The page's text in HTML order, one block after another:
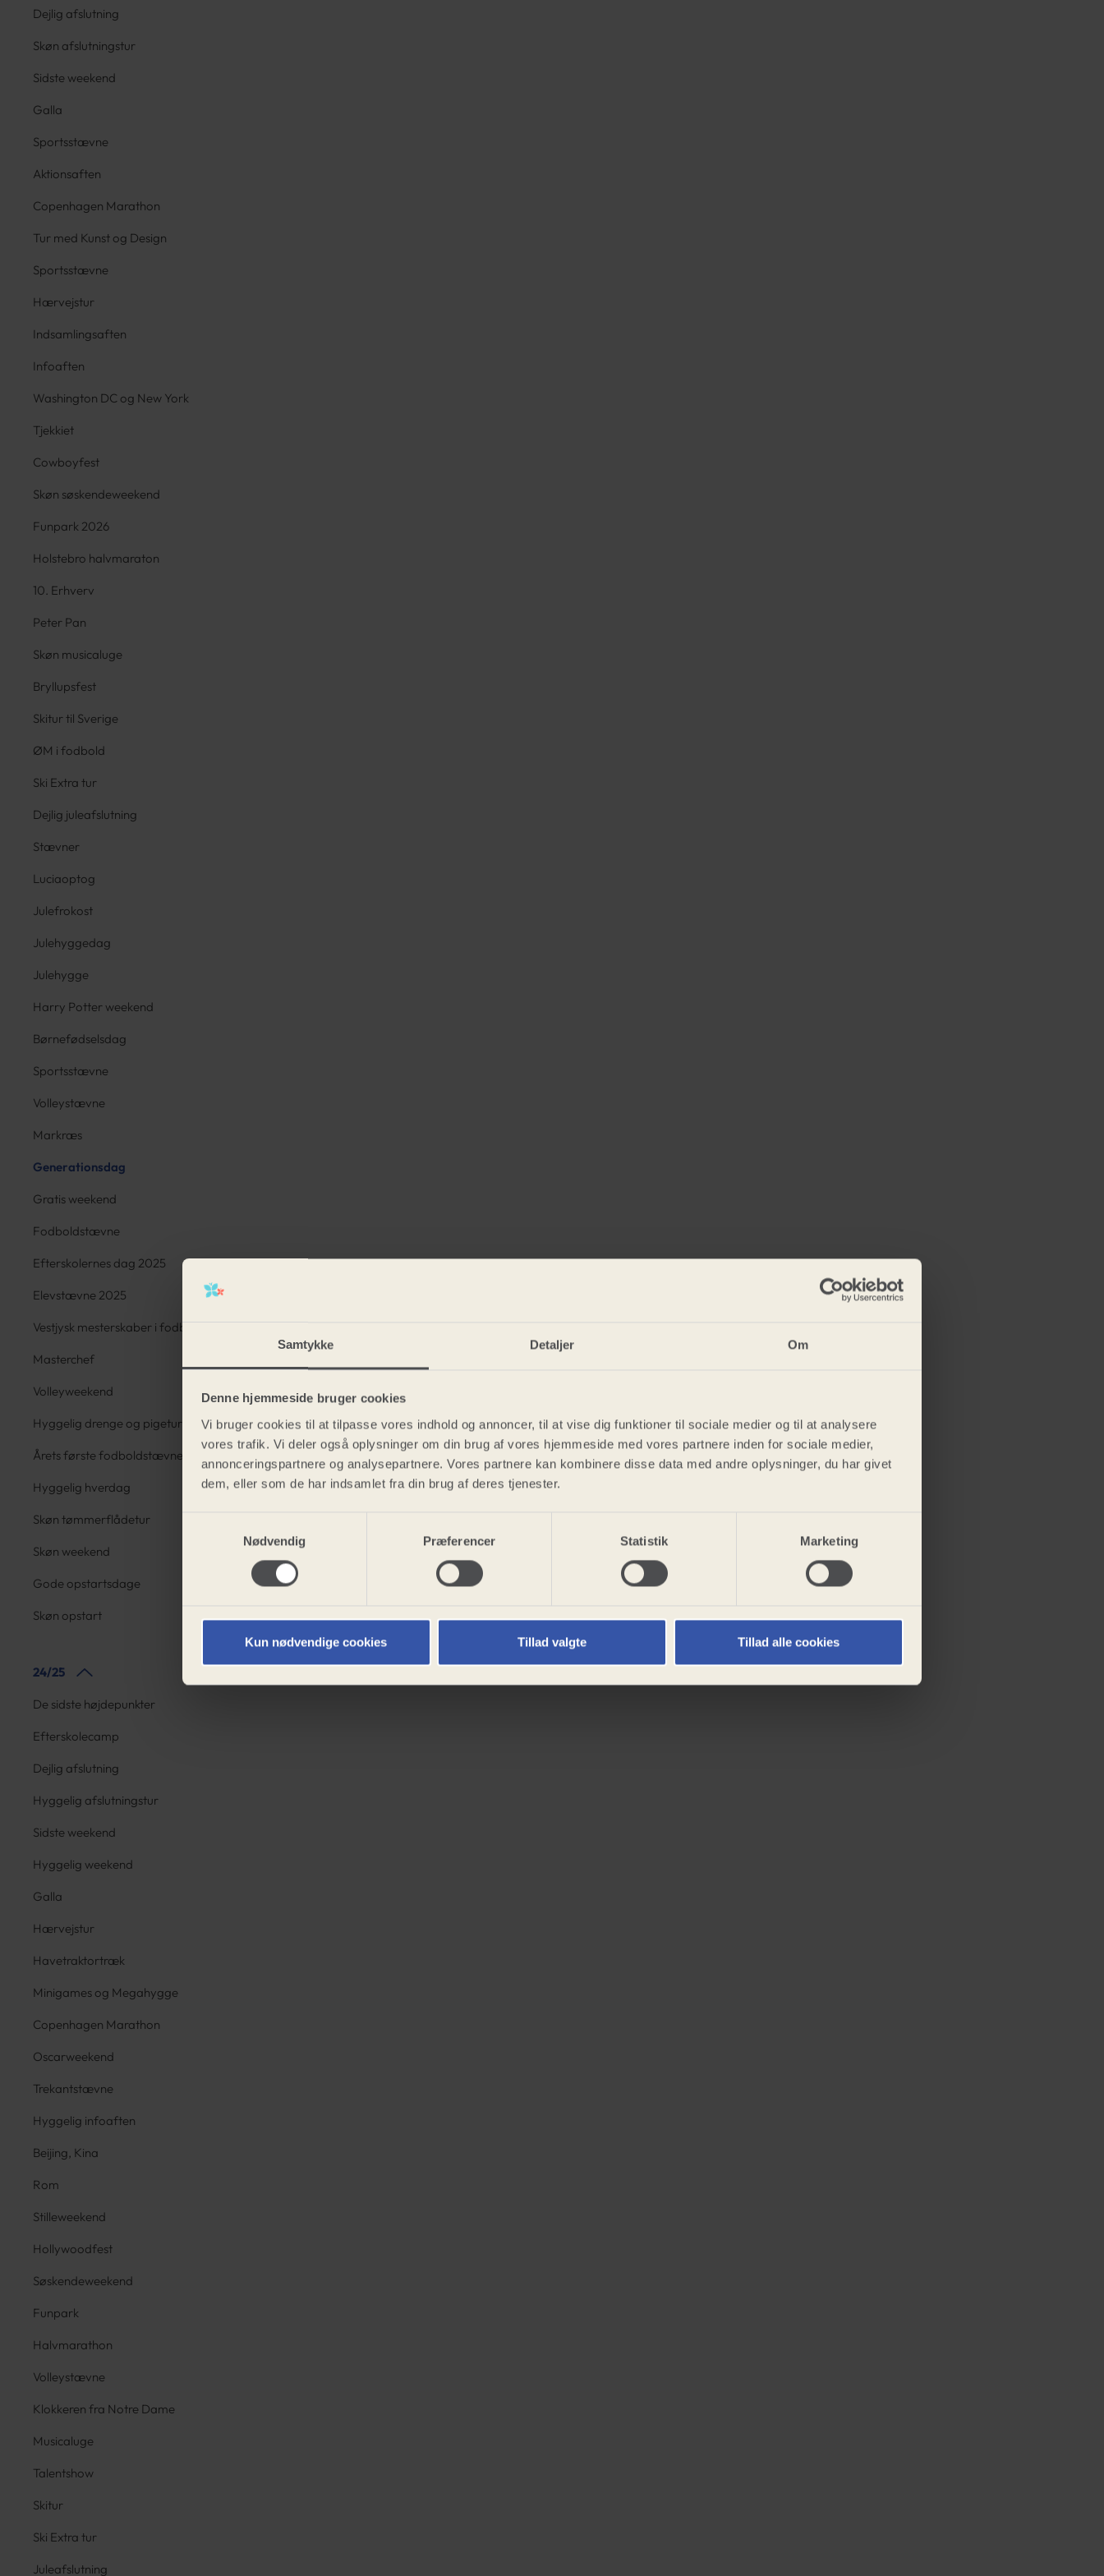
Samtykke Detaljer Om
Denne hjemmeside bruger cookies
Vi bruger cookies til at tilpasse vores indhold og annoncer, til at vise dig funktioner til sociale medier og til at analysere
vores trafik. Vi deler også oplysninger om din brug af vores hjemmeside med vores partnere inden for sociale medier,
annonceringspartnere og analysepartnere. Vores partnere kan kombinere disse data med andre oplysninger, du har givet
dem, eller som de har indsamlet fra din brug af deres tjenester.
Nødvendig
Præferencer Statistik Marketing
Kun nødvendige cookies Tillad valgte Tillad alle cookies
Dejlig afslutning
Skøn afslutningstur
Sidste weekend
Galla
Sportsstævne
Aktionsaften
Copenhagen Marathon
Tur med Kunst og Design
Sportsstævne
Hærvejstur
Indsamlingsaften
Infoaften
Washington DC og New York
Tjekkiet
Cowboyfest
Skøn søskendeweekend
Funpark 2026
Holstebro halvmaraton
10. Erhverv
Peter Pan
Skøn musicaluge
Bryllupsfest
Skitur til Sverige
ØM i fodbold
Ski Extra tur
Dejlig juleafslutning
Stævner
Luciaoptog
Julefrokost
Julehyggedag
Julehygge
Harry Potter weekend
Børnefødselsdag
Sportsstævne
Volleystævne
Markræs
Generationsdag
Gratis weekend
Fodboldstævne
Efterskolernes dag 2025
Elevstævne 2025
Vestjysk mesterskaber i fodbold
Masterchef
Volleyweekend
Hyggelig drenge og pigetur
Årets første fodboldstævne
Hyggelig hverdag
Skøn tømmerflådetur
Skøn weekend
Gode opstartsdage
Skøn opstart
24/25
De sidste højdepunkter
Efterskolecamp
Dejlig afslutning
Hyggelig afslutningstur
Sidste weekend
Hyggelig weekend
Galla
Hærvejstur
Havetraktortræk
Minigames og Megahygge
Copenhagen Marathon
Oscarweekend
Trekantstævne
Hyggelig infoaften
Beijing, Kina
Rom
Stilleweekend
Hollywoodfest
Søskendeweekend
Funpark
Halvmarathon
Volleystævne
Klokkeren fra Notre Dame
Musicaluge
Talentshow
Skitur
Ski Extra tur
Juleafslutning